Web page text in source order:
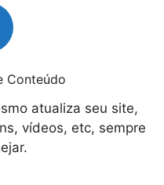
Conteúdo
atualiza seu site,
vídeos, etc, sempre